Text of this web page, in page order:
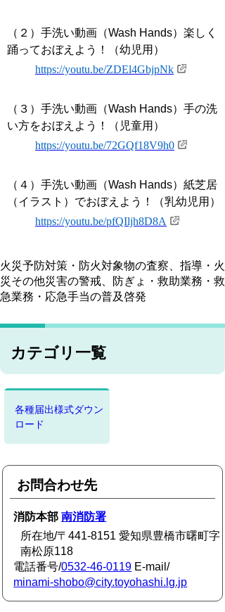
（２）手洗い動画（Wash Hands）楽しく
踊っておぼえよう！（幼児用）
https://youtu.be/ZDEl4GbjpNk
（３）手洗い動画（Wash Hands）手の洗
い方をおぼえよう！（児童用）
https://youtu.be/72GQf18V9h0
（４）手洗い動画（Wash Hands）紙芝居
（イラスト）でおぼえよう！（乳幼児用）
https://youtu.be/pfQIljh8D8A
火災予防対策・防火対象物の査察、指導・火
災その他災害の警戒、防ぎょ・救助業務・救
急業務・応急手当の普及啓発
カテゴリ一覧
各種届出様式ダウン
ロード
お問合わせ先
消防本部南消防署
所在地/〒441-8151 愛知県豊橋市曙町字
南松原118
電話番号/0532-46-0119 E-mail/
minami-shobo@city.toyohashi.lg.jp